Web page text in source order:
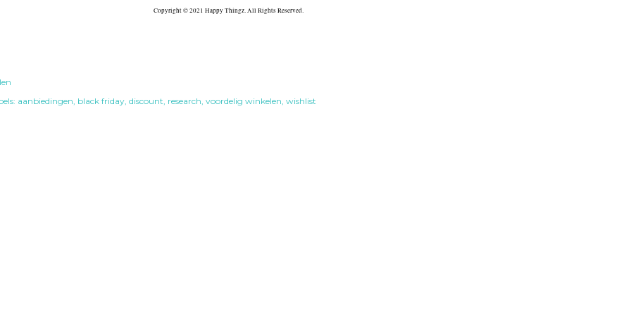
Copyright © 2021 Happy Thingz. All Rights Reserved.
aanbiedingen black friday discount research voordelig winkelen wishlist